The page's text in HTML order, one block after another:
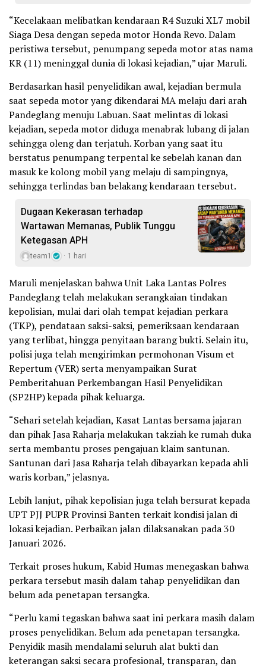
“Kecelakaan melibatkan kendaraan R4 Suzuki XL7 mobil
Siaga Desa dengan sepeda motor Honda Revo. Dalam
peristiwa tersebut, penumpang sepeda motor atas nama
KR (11) meninggal dunia di lokasi kejadian,” ujar Maruli.
Berdasarkan hasil penyelidikan awal, kejadian bermula
saat sepeda motor yang dikendarai MA melaju dari arah
Pandeglang menuju Labuan. Saat melintas di lokasi
kejadian, sepeda motor diduga menabrak lubang di jalan
sehingga oleng dan terjatuh. Korban yang saat itu
berstatus penumpang terpental ke sebelah kanan dan
masuk ke kolong mobil yang melaju di sampingnya,
sehingga terlindas ban belakang kendaraan tersebut.
Dugaan Kekerasan terhadap
Wartawan Memanas, Publik Tunggu
Ketegasan APH
team1 1 hari
Maruli menjelaskan bahwa Unit Laka Lantas Polres
Pandeglang telah melakukan serangkaian tindakan
kepolisian, mulai dari olah tempat kejadian perkara
(TKP), pendataan saksi-saksi, pemeriksaan kendaraan
yang terlibat, hingga penyitaan barang bukti. Selain itu,
polisi juga telah mengirimkan permohonan Visum et
Repertum (VER) serta menyampaikan Surat
Pemberitahuan Perkembangan Hasil Penyelidikan
(SP2HP) kepada pihak keluarga.
“Sehari setelah kejadian, Kasat Lantas bersama jajaran
dan pihak Jasa Raharja melakukan takziah ke rumah duka
serta membantu proses pengajuan klaim santunan.
Santunan dari Jasa Raharja telah dibayarkan kepada ahli
waris korban,” jelasnya.
Lebih lanjut, pihak kepolisian juga telah bersurat kepada
UPT PJJ PUPR Provinsi Banten terkait kondisi jalan di
lokasi kejadian. Perbaikan jalan dilaksanakan pada 30
Januari 2026.
Terkait proses hukum, Kabid Humas menegaskan bahwa
perkara tersebut masih dalam tahap penyelidikan dan
belum ada penetapan tersangka.
“Perlu kami tegaskan bahwa saat ini perkara masih dalam
proses penyelidikan. Belum ada penetapan tersangka.
Penyidik masih mendalami seluruh alat bukti dan
keterangan saksi secara profesional, transparan, dan